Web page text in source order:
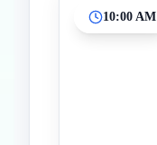
10:00 AM